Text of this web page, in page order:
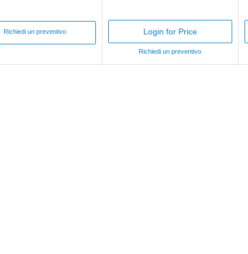
Richiedi un preventivo Login for Price
Richiedi un preventivo